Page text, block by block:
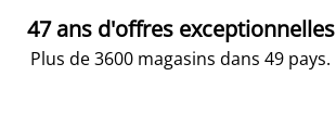
47 ans d'offres exceptionnelles
Plus de 3600 magasins dans 49 pays.